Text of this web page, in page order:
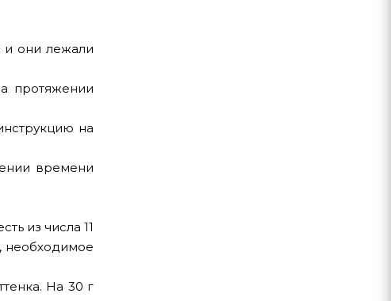
и они лежали
протяжении
на
времени
из числа 11
необходимое
На 30 г